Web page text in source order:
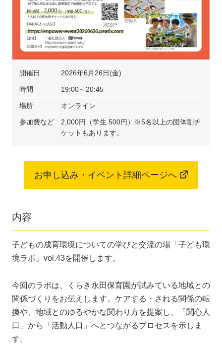
開催日 2026年6月26日(金)
時間 19:00～20:45
場所 オンライン
参加費など
2,000円（学生 500円）※5名以上の団体割チ
ケットもあります。
お申し込み・イベント詳細ページへ
内容
子どもの成育環境についての学びと交流の場「子ども環
境ラボ」vol.43を開催します。
今回のラボは、くらき永田保育園が試みている地域との
関係づくりをお伝えします。ケアする・される関係の転
換や、地域とのゆるやかな関わり方を提案し、「関心人
口」から「活動人口」へとつながるプロセスを示しま
す。